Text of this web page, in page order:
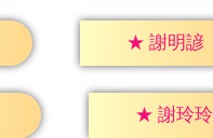
★ 謝明諺
★ 謝玲玲